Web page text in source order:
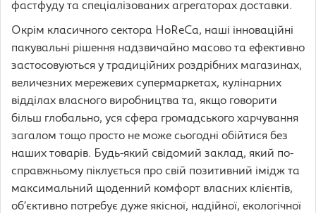
фастфуду та спеціалізованих агрегаторах доставки.
Окрім класичного сектора HoReCa, наші інноваційні
пакувальні рішення надзвичайно масово та ефективно
застосовуються у традиційних роздрібних магазинах,
величезних мережевих супермаркетах, кулінарних
відділах власного виробництва та, якщо говорити
більш глобально, уся сфера громадського харчування
загалом тощо просто не може сьогодні обійтися без
наших товарів. Будь-який свідомий заклад, який по-
справжньому піклується про свій позитивний імідж та
максимальний щоденний комфорт власних клієнтів,
об’єктивно потребує дуже якісної, надійної, екологічної